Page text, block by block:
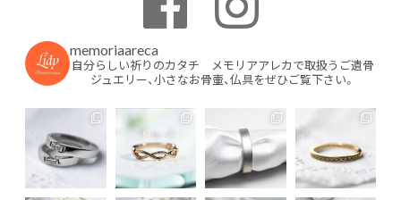
memoriaareca
自分らしい祈りのカタチ メモリアアレカで取扱うご遺骨
ジュエリー、小さなお骨壷、仏具をぜひご覧下さい。